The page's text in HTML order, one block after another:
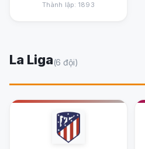
Thành lập: 1893
La Liga(6 đội)